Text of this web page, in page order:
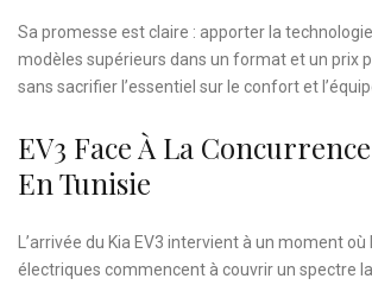
Sa promesse est claire : apporter la
modèles supérieurs dans un format et un prix
sans sacrifier l’essentiel sur le confort et
EV3 Face À La
En Tunisie
L’arrivée du Kia EV3 intervient à un moment
électriques commencent à couvrir un spectre